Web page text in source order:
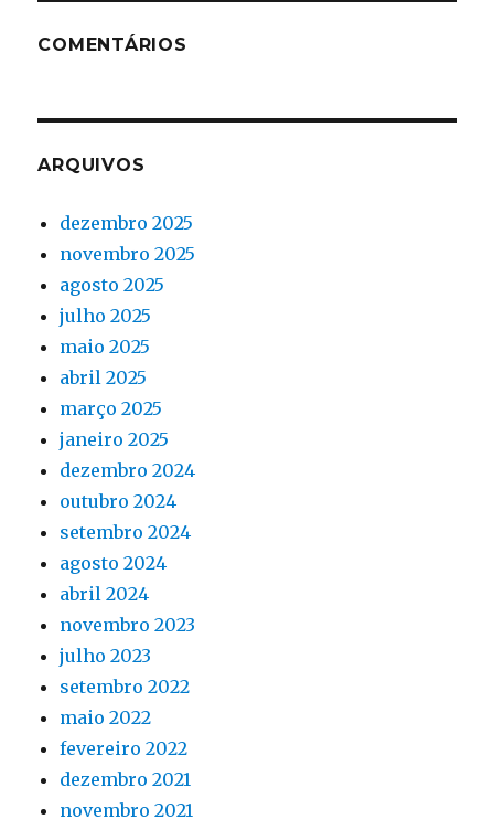
COMENTÁRIOS
ARQUIVOS
dezembro 2025
novembro 2025
agosto 2025
julho 2025
maio 2025
abril 2025
março 2025
janeiro 2025
dezembro 2024
outubro 2024
setembro 2024
agosto 2024
abril 2024
novembro 2023
julho 2023
setembro 2022
maio 2022
fevereiro 2022
dezembro 2021
novembro 2021